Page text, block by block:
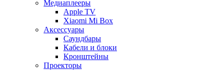
Медиаплееры
Apple TV
Xiaomi Mi Box
Аксессуары
Саундбары
Кабели и блоки
Кронштейны
Проекторы